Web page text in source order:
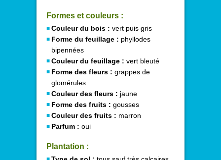
Formes et couleurs :
Couleur du bois : vert puis gris
Forme du feuillage : phyllodes
bipennées
Couleur du feuillage : vert bleuté
Forme des fleurs : grappes de
glomérules
Couleur des fleurs : jaune
Forme des fruits : gousses
Couleur des fruits : marron
Parfum : oui
Plantation :